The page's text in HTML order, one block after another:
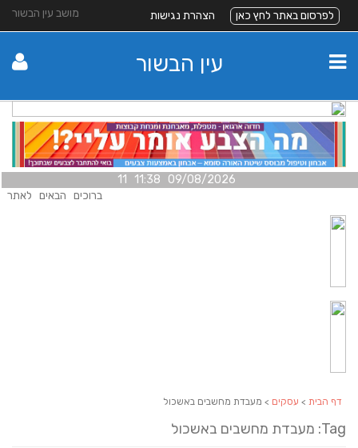
מושב עין הבשור לפרסום באתר לחץ כאן הצהרת נגישות
עין הבשור
09/08/2026 11:38 11
ברוכים הבאים לאתר
דף הבית > עסקים > מעבדת מחשבים באשכול
Tag: מעבדת מחשבים באשכול